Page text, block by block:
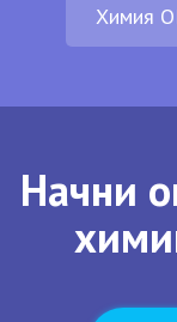
Химия
Начни